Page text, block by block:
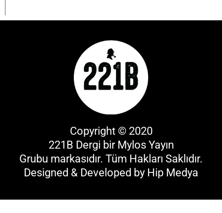
Copyright © 2020
221B Dergi bir Mylos Yayın
Grubu markasıdır. Tüm Hakları Saklıdır.
Designed & Developed by Hip Medya